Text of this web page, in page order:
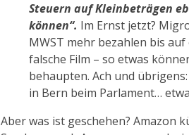
Steuern auf Kleinbeträgen
können“. Im Ernst jetzt?
MWST mehr bezahlen bis
falsche Film – so etwas
behaupten. Ach und
in Bern beim Parlament…
Aber was ist geschehen? Amazon